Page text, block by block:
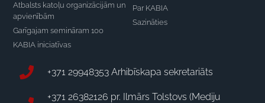
Atbalsts katoļu organizācijām un
apvienībām
Garīgajam semināram 100
KABIA iniciatīvas
Par KABIA
Sazināties
+371 29948353 Arhibīskapa sekretariāts
+371 26382126 pr. Ilmārs Tolstovs (Mediju